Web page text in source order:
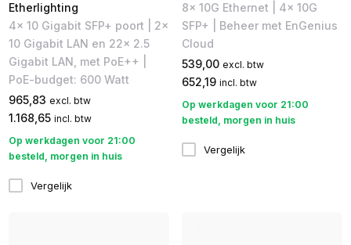
Etherlighting
4x 10 Gigabit SFP+ poort | 2x
10 Gigabit LAN en 22x 2.5
Gigabit LAN, met PoE++ |
PoE-budget: 600 Watt
965,83 excl. btw
1.168,65 incl. btw
Op werkdagen voor 21:00
besteld, morgen in huis
Vergelijk
8x 10G Ethernet | 4x 10G
SFP+ | Beheer met EnGenius
Cloud
539,00 excl. btw
652,19 incl. btw
Op werkdagen voor 21:00
besteld, morgen in huis
Vergelijk